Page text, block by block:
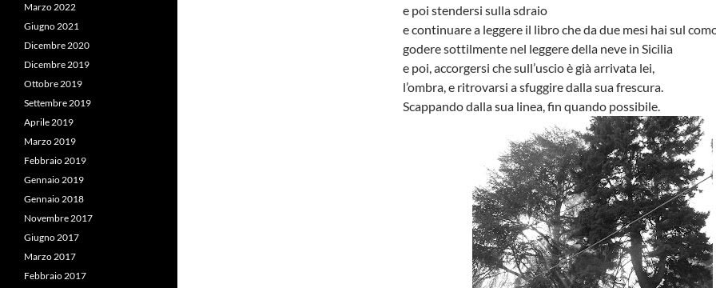
e poi stendersi sulla sdraio
e continuare a leggere il libro che da due mesi hai sul
godere sottilmente nel leggere della neve in Sicilia
e poi, accorgersi che sull’uscio è già arrivata lei,
l’ombra, e ritrovarsi a sfuggire dalla sua frescura.
Scappando dalla sua linea, fin quando possibile.
Marzo 2022
Giugno 2021
Dicembre 2020
Dicembre 2019
Ottobre 2019
Settembre 2019
Aprile 2019
Marzo 2019
Febbraio 2019
Gennaio 2019
Gennaio 2018
Novembre 2017
Giugno 2017
Marzo 2017
Febbraio 2017